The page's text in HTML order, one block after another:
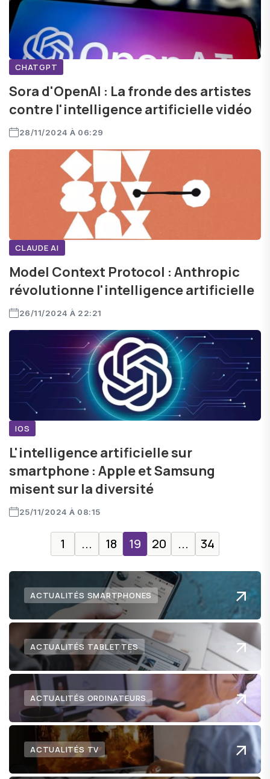
CHATGPT
Sora d'OpenAI : La fronde des artistes
contre l'intelligence artificielle vidéo
28/11/2024 À 06:29
CLAUDE AI
Model Context Protocol : Anthropic
révolutionne l'intelligence artificielle
26/11/2024 À 22:21
IOS
L'intelligence artificielle sur
smartphone : Apple et Samsung
misent sur la diversité
25/11/2024 À 08:15
1 ... 18 19 20 ... 34
ACTUALITÉS SMARTPHONES
ACTUALITÉS TABLETTES
ACTUALITÉS ORDINATEURS
ACTUALITÉS TV